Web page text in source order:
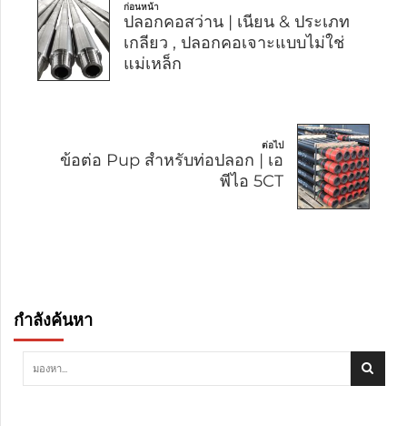
ก่อนหน้า
ปลอกคอสว่าน | เนียน & ประเภท
เกลียว , ปลอกคอเจาะแบบไม่ใช่
แม่เหล็ก
ต่อไป
ข้อต่อ Pup สำหรับท่อปลอก | เอ
พีไอ 5CT
กำลังค้นหา